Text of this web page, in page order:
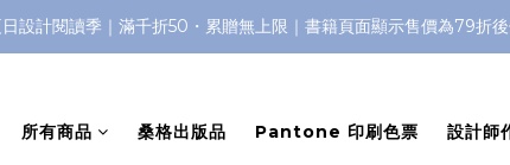
設計閱讀季｜滿千折50・累贈無上限｜書籍頁面顯示售價為79折
所有商品 桑格出版品 Pantone 印刷色票 設計師